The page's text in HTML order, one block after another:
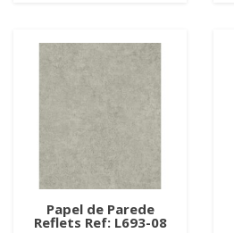
Papel de Parede
Reflets Ref: L693-08